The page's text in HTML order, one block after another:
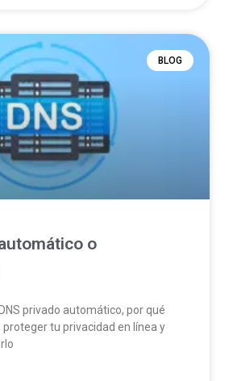
BLOG
o
privado automático, por qué
tu privacidad en línea y